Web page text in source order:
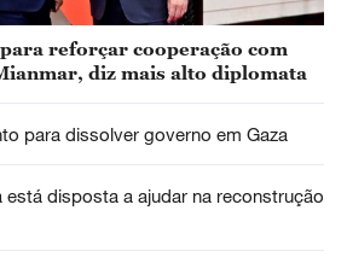
reforçar cooperação com
diz mais alto diplomata
para dissolver governo em Gaza
está disposta a ajudar na reconstrução